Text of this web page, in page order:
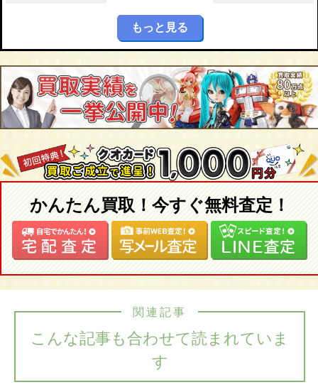
もっと見る
かんたん買取！今すぐ無料査定！
こんな記事も合わせて読まれていま
す
関連記事